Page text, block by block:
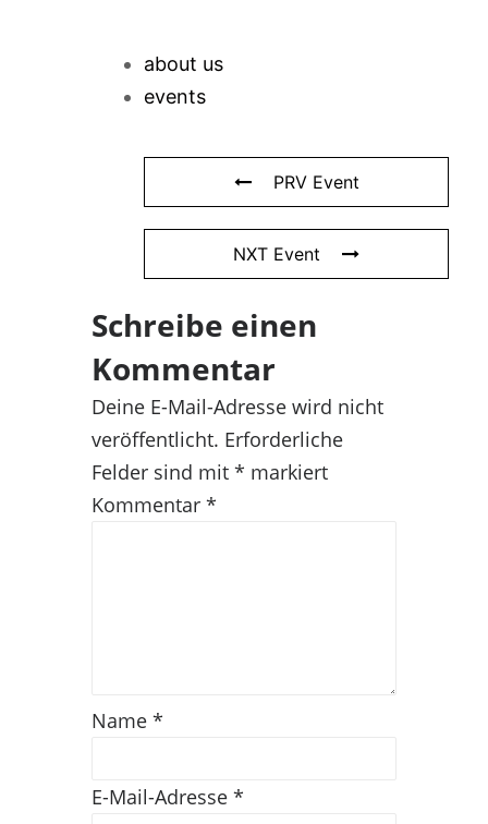
about us
events
PRV Event
NXT Event
Schreibe einen
Kommentar
Deine E-Mail-Adresse wird nicht
veröffentlicht. Erforderliche
Felder sind mit * markiert
Kommentar *
Name *
E-Mail-Adresse *